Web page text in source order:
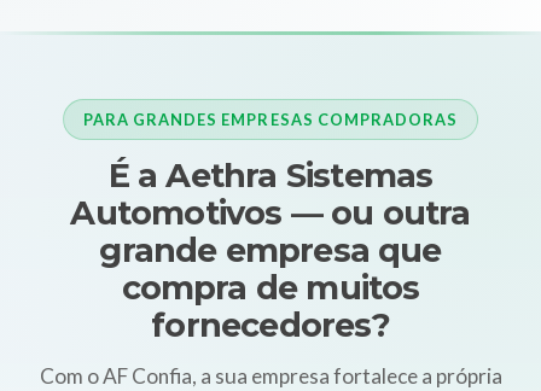
PARA GRANDES EMPRESAS COMPRADORAS
É a Aethra Sistemas
Automotivos — ou outra
grande empresa que
compra de muitos
fornecedores?
Com o AF Confia, a sua empresa fortalece a própria